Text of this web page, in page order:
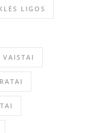
LIGOS